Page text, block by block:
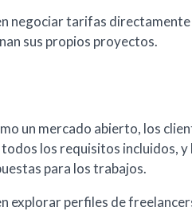
negociar tarifas directamente
sus propios proyectos.
un mercado abierto, los
los requisitos incluidos, y
para los trabajos.
explorar perfiles de